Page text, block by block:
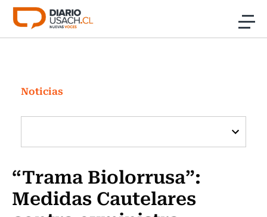
Click acá para ir directamente al contenido
Investigación
Cultura
Programas Radio y TV Usach
Noticias
“Trama Biolorrusa”:
Medidas Cautelares